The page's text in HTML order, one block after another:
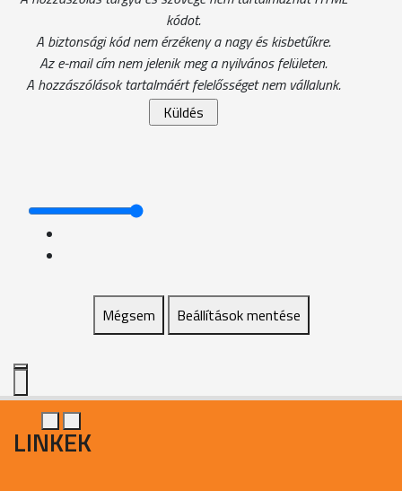
kódot.
A biztonsági kód nem érzékeny a nagy és kisbetűkre.
Az e-mail cím nem jelenik meg a nyilvános felületen.
A hozzászólások tartalmáért felelősséget nem vállalunk.
Mégsem Beállítások mentése
LINKEK